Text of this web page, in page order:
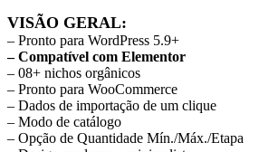
VISÃO GERAL:
– Pronto para WordPress 5.9+
– Compatível com Elementor
– 08+ nichos orgânicos
– Pronto para WooCommerce
– Dados de importação de um clique
– Modo de catálogo
– Opção de Quantidade Mín./Máx./Etapa